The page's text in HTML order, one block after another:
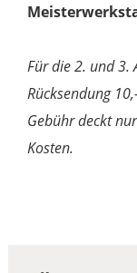
Für die 2. und 3.
Rücksendung
Gebühr deckt
Kosten.